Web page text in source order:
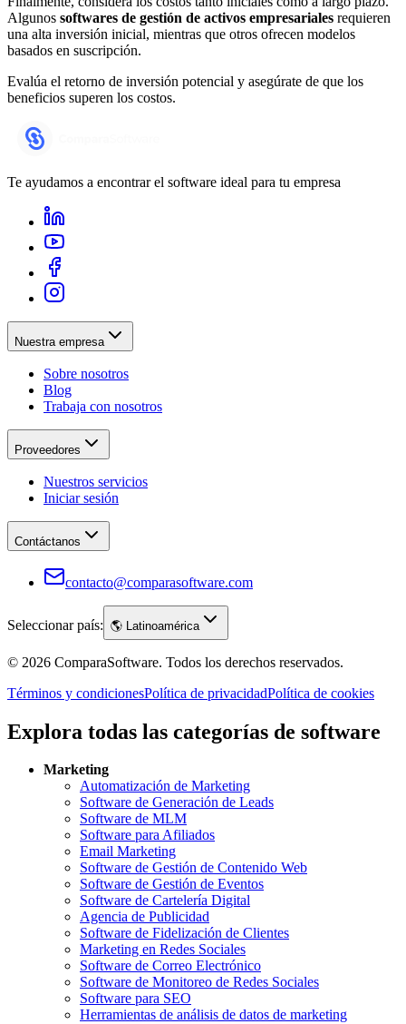
Algunos softwares de gestión de activos empresariales requieren
una alta inversión inicial, mientras que otros ofrecen modelos
basados en suscripción.
Evalúa el retorno de inversión potencial y asegúrate de que los
beneficios superen los costos.
Te ayudamos a encontrar el software ideal para tu empresa
Nuestra empresa
Sobre nosotros
Blog
Trabaja con nosotros
Proveedores
Nuestros servicios
Iniciar sesión
Contáctanos
contacto@comparasoftware.com
Seleccionar país: 🌎 Latinoamérica
© 2026 ComparaSoftware. Todos los derechos reservados.
Términos y condicionesPolítica de privacidadPolítica de cookies
Explora todas las categorías de software
Marketing
Automatización de Marketing
Software de Generación de Leads
Software de MLM
Software para Afiliados
Email Marketing
Software de Gestión de Contenido Web
Software de Gestión de Eventos
Software de Cartelería Digital
Agencia de Publicidad
Software de Fidelización de Clientes
Marketing en Redes Sociales
Software de Correo Electrónico
Software de Monitoreo de Redes Sociales
Software para SEO
Herramientas de análisis de datos de marketing